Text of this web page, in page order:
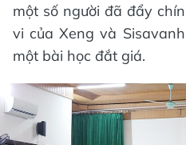
một số người đã đẩy
vi của Xeng và
một bài học đắt giá.